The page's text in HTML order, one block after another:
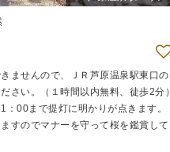
ませんので、ＪＲ芦原温泉駅東口の
さい。（１時間以内無料、徒歩2分）
00まで提灯に明かりが点きます。
すのでマナーを守って桜を鑑賞して